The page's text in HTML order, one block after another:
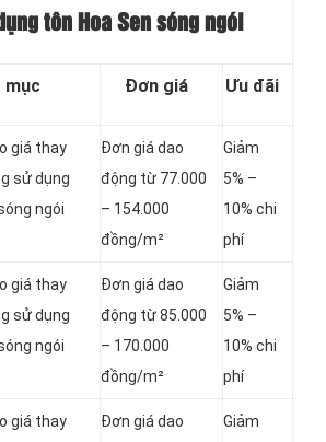
tôn Hoa Sen sóng ngói
mục Đơn giá Ưu đãi
giá thay
sử dụng
ngói
Đơn giá dao
động từ 77.000
– 154.000
đồng/m²
Giảm
5% –
10% chi
phí
giá thay
sử dụng
ngói
Đơn giá dao
động từ 85.000
– 170.000
đồng/m²
Giảm
5% –
10% chi
phí
giá thay
Đơn giá dao
Giảm